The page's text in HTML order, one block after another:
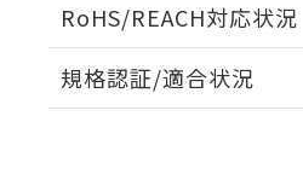
RoHS/REACH対応状況
EU RoHS 注意事項・凡例
規格認証/適合状況